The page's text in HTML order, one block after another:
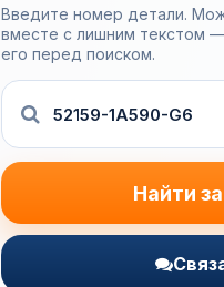
Введите номер детали.
вместе с лишним текстом
его перед поиском.
Найти